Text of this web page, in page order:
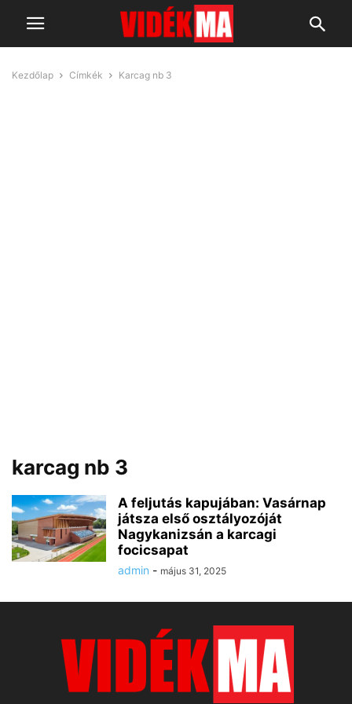
Kezdőlap Címkék Karcag nb 3
karcag nb 3
A feljutás kapujában: Vasárnap
játsza első osztályozóját
Nagykanizsán a karcagi
focicsapat
admin - május 31, 2025